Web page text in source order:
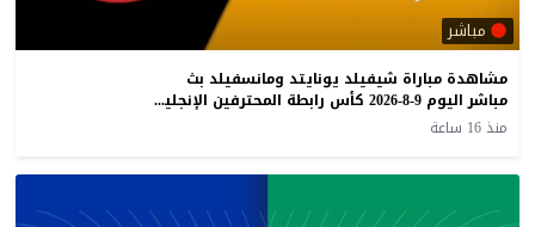
مباشر
مشاهدة مباراة شيفيلد يونايتد ومانسفيلد بث
مباشر اليوم 9-8-2026 كأس رابطة المحترفين الإنجليزية
منذ 16 ساعة